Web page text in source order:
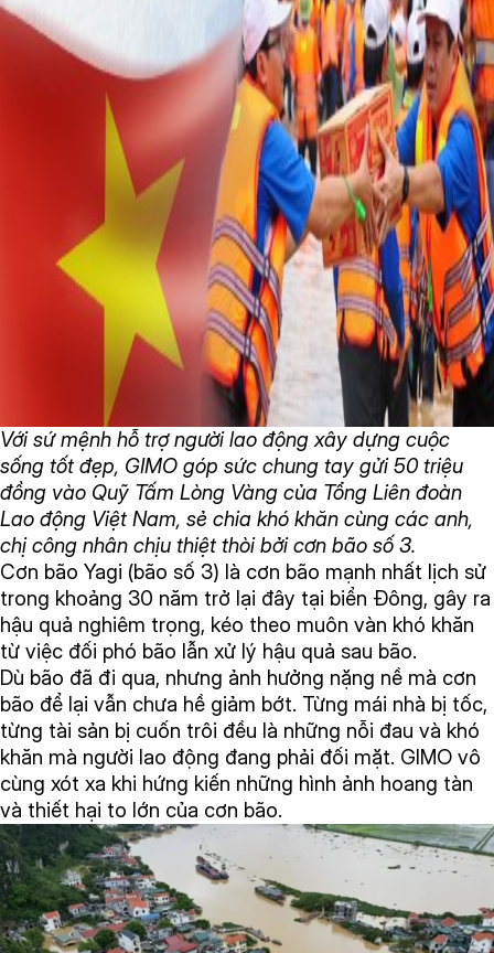
Với sứ mệnh hỗ trợ người lao động xây dựng cuộc
sống tốt đẹp, GIMO góp sức chung tay gửi 50 triệu
đồng vào Quỹ Tấm Lòng Vàng của Tổng Liên đoàn
Lao động Việt Nam, sẻ chia khó khăn cùng các anh,
chị công nhân chịu thiệt thòi bởi cơn bão số 3.
Cơn bão Yagi (bão số 3) là cơn bão mạnh nhất lịch sử
trong khoảng 30 năm trở lại đây tại biển Đông, gây ra
hậu quả nghiêm trọng, kéo theo muôn vàn khó khăn
từ việc đối phó bão lẫn xử lý hậu quả sau bão.
Dù bão đã đi qua, nhưng ảnh hưởng nặng nề mà cơn
bão để lại vẫn chưa hề giảm bớt. Từng mái nhà bị tốc,
từng tài sản bị cuốn trôi đều là những nỗi đau và khó
khăn mà người lao động đang phải đối mặt. GIMO vô
cùng xót xa khi hứng kiến những hình ảnh hoang tàn
và thiết hại to lớn của cơn bão.